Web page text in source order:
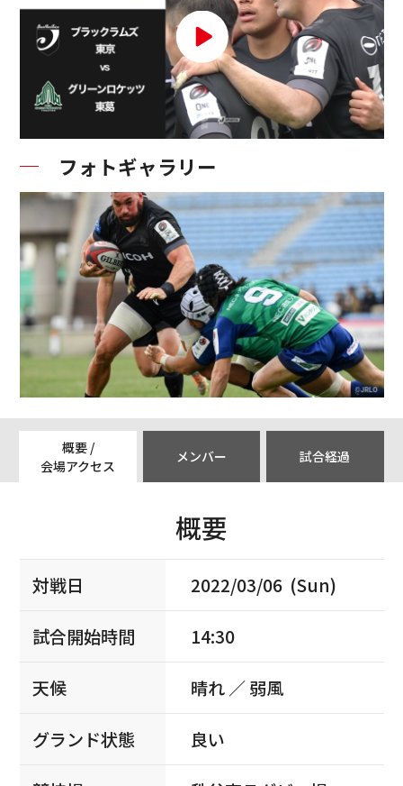
フォトギャラリー
概要 /
会場アクセス
メンバー 試合経過
概要
対戦日 2022/03/06 (Sun)
試合開始時間 14:30
天候 晴れ ／ 弱風
グランド状態 良い